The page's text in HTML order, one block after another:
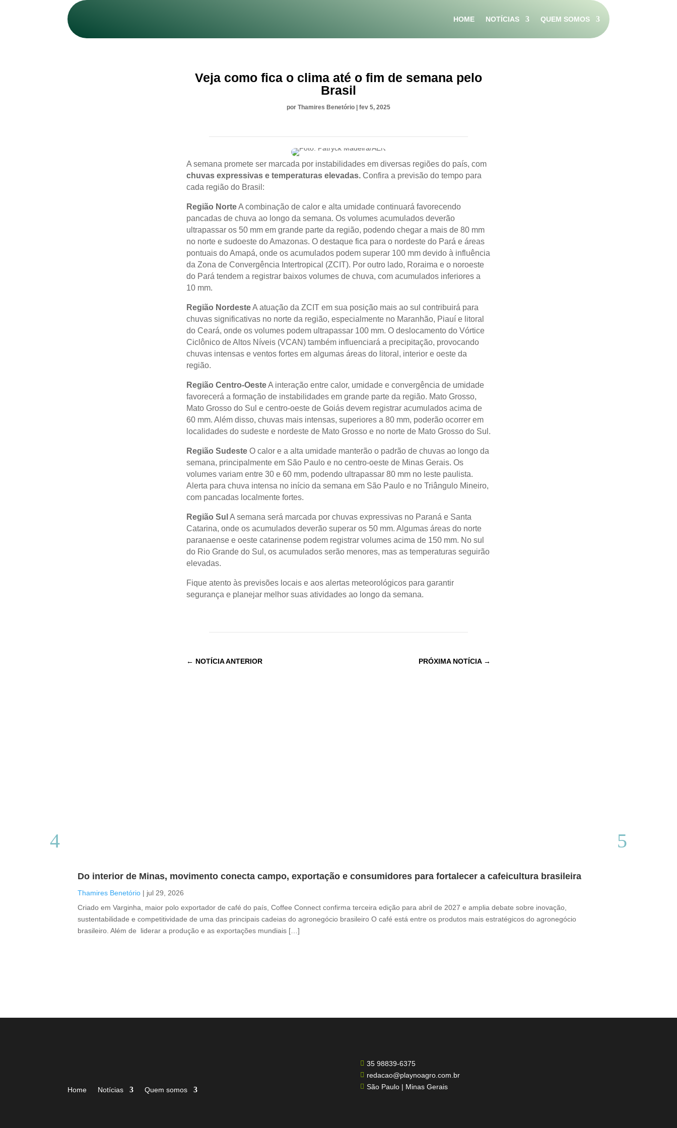
HOME NOTÍCIAS QUEM SOMOS
Veja como fica o clima até o fim de semana pelo
Brasil
por Thamires Benetório | fev 5, 2025
A semana promete ser marcada por instabilidades em diversas regiões do país, com
chuvas expressivas e temperaturas elevadas.Confira a previsão do tempo para
cada região do Brasil:
Região NorteA combinação de calor e alta umidade continuará favorecendo
pancadas de chuva ao longo da semana. Os volumes acumulados deverão
ultrapassar os 50 mm em grande parte da região, podendo chegar a mais de 80 mm
no norte e sudoeste do Amazonas. O destaque fica para o nordeste do Pará e áreas
pontuais do Amapá, onde os acumulados podem superar 100 mm devido à influência
da Zona de Convergência Intertropical (ZCIT). Por outro lado, Roraima e o noroeste
do Pará tendem a registrar baixos volumes de chuva, com acumulados inferiores a
10 mm.
Região NordesteA atuação da ZCIT em sua posição mais ao sul contribuirá para
chuvas significativas no norte da região, especialmente no Maranhão, Piauí e litoral
do Ceará, onde os volumes podem ultrapassar 100 mm. O deslocamento do Vórtice
Ciclônico de Altos Níveis (VCAN) também influenciará a precipitação, provocando
chuvas intensas e ventos fortes em algumas áreas do litoral, interior e oeste da
região.
Região Centro-OesteA interação entre calor, umidade e convergência de umidade
favorecerá a formação de instabilidades em grande parte da região. Mato Grosso,
Mato Grosso do Sul e centro-oeste de Goiás devem registrar acumulados acima de
60 mm. Além disso, chuvas mais intensas, superiores a 80 mm, poderão ocorrer em
localidades do sudeste e nordeste de Mato Grosso e no norte de Mato Grosso do Sul.
Região SudesteO calor e a alta umidade manterão o padrão de chuvas ao longo da
semana, principalmente em São Paulo e no centro-oeste de Minas Gerais. Os
volumes variam entre 30 e 60 mm, podendo ultrapassar 80 mm no leste paulista.
Alerta para chuva intensa no início da semana em São Paulo e no Triângulo Mineiro,
com pancadas localmente fortes.
Região Sul A semana será marcada por chuvas expressivas no Paraná e Santa
Catarina, onde os acumulados deverão superar os 50 mm. Algumas áreas do norte
paranaense e oeste catarinense podem registrar volumes acima de 150 mm. No sul
do Rio Grande do Sul, os acumulados serão menores, mas as temperaturas seguirão
elevadas.
Fique atento às previsões locais e aos alertas meteorológicos para garantir
segurança e planejar melhor suas atividades ao longo da semana.
← NOTÍCIA ANTERIOR PRÓXIMA NOTÍCIA→
Do interior de Minas, movimento conecta campo, exportação e consumidores para fortalecer a cafeicultura brasileira
Thamires Benetório | jul 29, 2026
Criado em Varginha, maior polo exportador de café do país, Coffee Connect confirma terceira edição para abril de 2027 e amplia debate sobre inovação,
sustentabilidade e competitividade de uma das principais cadeias do agronegócio brasileiro O café está entre os produtos mais estratégicos do agronegócio
brasileiro. Além de liderar a produção e as exportações mundiais […]
Home Notícias Quem somos
 35 98839-6375
 redacao@playnoagro.com.br
 São Paulo | Minas Gerais